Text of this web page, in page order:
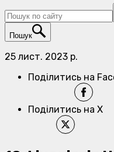
Пошук
25 лист. 2023 р.
Поділитись на
Поділитись на X